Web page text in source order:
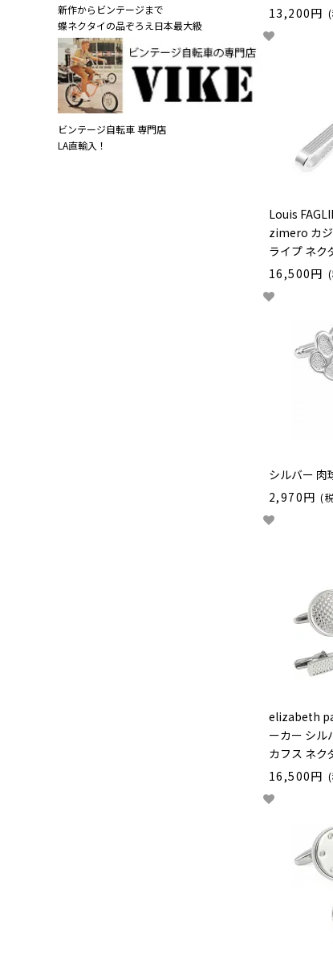
新作からビンテージまで
蝶ネクタイの品ぞろえ日本最大級
ビンテージ自転車 専門店
LA直輸入！
13,200円
Louis
zimero カ
ライプ ネク
16,500円
シルバー 肉
2,970円 (
elizabeth
ーカー シル
カフス ネク
16,500円